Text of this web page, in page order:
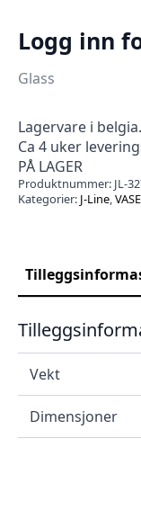
Logg inn
Glass
Lagervare i belgia.
Ca 4 uker
PÅ LAGER
Produktnummer: JL-
Kategorier: J-Line,
Vekt
Dimensjoner